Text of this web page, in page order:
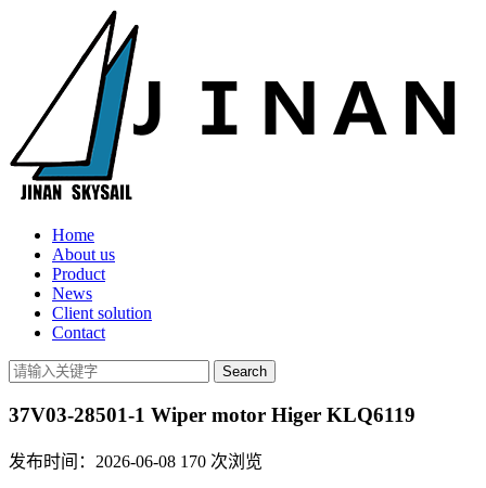
Home
About us
Product
News
Client solution
Contact
37V03-28501-1 Wiper motor Higer KLQ6119
发布时间：2026-06-08 170 次浏览